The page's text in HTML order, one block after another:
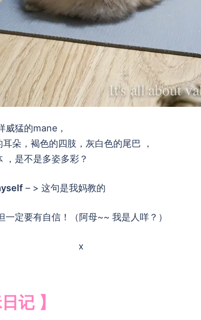
威猛的mane，
朵，褐色的四肢，灰白色的尾巴 ，
，是不是多姿多彩？
– > 这句是我妈教的
一定要有自信！（阿母~~ 我是人咩？）
x
记 】